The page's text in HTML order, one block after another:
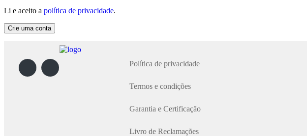
Li e aceito a política de privacidade.
Crie uma conta
Política de privacidade
Termos e condições
Garantia e Certificação
Livro de Reclamações